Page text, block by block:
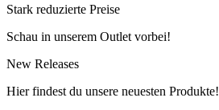
Stark reduzierte Preise
Schau in unserem Outlet vorbei!
New Releases
Hier findest du unsere neuesten Produkte!